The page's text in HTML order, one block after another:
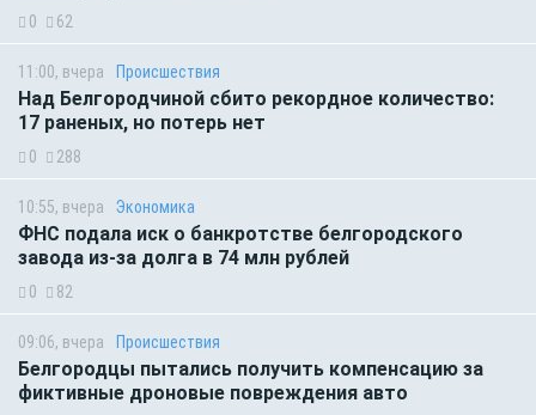
0 62
11:00, вчера Происшествия
Над Белгородчиной сбито рекордное количество:
17 раненых, но потерь нет
0 288
10:55, вчера Экономика
ФНС подала иск о банкротстве белгородского
завода из-за долга в 74 млн рублей
0 82
09:06, вчера Происшествия
Белгородцы пытались получить компенсацию за
фиктивные дроновые повреждения авто